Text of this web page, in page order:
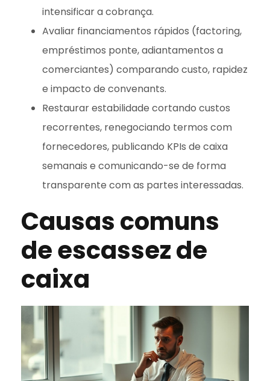
intensificar a cobrança.
Avaliar financiamentos rápidos (factoring,
empréstimos ponte, adiantamentos a
comerciantes) comparando custo, rapidez
e impacto de convenants.
Restaurar estabilidade cortando custos
recorrentes, renegociando termos com
fornecedores, publicando KPIs de caixa
semanais e comunicando-se de forma
transparente com as partes interessadas.
Causas comuns
de escassez de
caixa